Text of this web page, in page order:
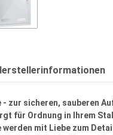
zur sicheren, sauberen
für Ordnung in Ihrem
werden mit Liebe zum